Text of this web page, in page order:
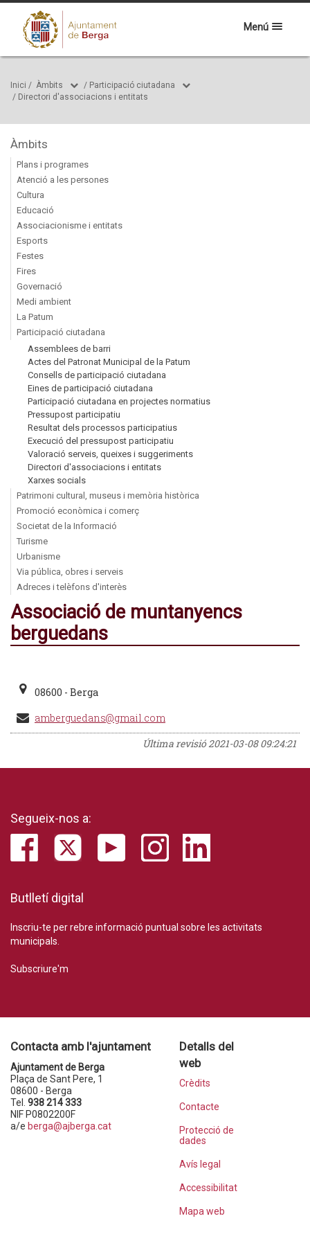
Menú
Inici / Àmbits / Participació ciutadana
/ Directori d'associacions i entitats
Àmbits
Plans i programes
Atenció a les persones
Cultura
Educació
Associacionisme i entitats
Esports
Festes
Fires
Governació
Medi ambient
La Patum
Participació ciutadana
Assemblees de barri
Actes del Patronat Municipal de la Patum
Consells de participació ciutadana
Eines de participació ciutadana
Participació ciutadana en projectes normatius
Pressupost participatiu
Resultat dels processos participatius
Execució del pressupost participatiu
Valoració serveis, queixes i suggeriments
Directori d'associacions i entitats
Xarxes socials
Patrimoni cultural, museus i memòria històrica
Promoció econòmica i comerç
Societat de la Informació
Turisme
Urbanisme
Via pública, obres i serveis
Adreces i telèfons d'interès
Associació de muntanyencs
berguedans
08600 - Berga
amberguedans@gmail.com
Última revisió2021-03-08 09:24:21
Segueix-nos a:
Butlletí digital
Inscriu-te per rebre informació puntual sobre les activitats
municipals.
Subscriure'm
Contacta amb l'ajuntament
Ajuntament de Berga
Plaça de Sant Pere, 1
08600 - Berga
Tel. 938 214 333
NIF P0802200F
a/e berga@ajberga.cat
Detalls del
web
Crèdits
Contacte
Protecció de
dades
Avís legal
Accessibilitat
Mapa web